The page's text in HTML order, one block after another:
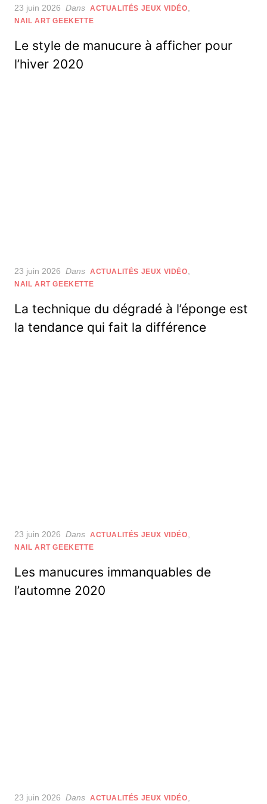
Posted
on
23 juin 2026 Dans ACTUALITÉS JEUX VIDÉO,
NAIL ART GEEKETTE
Le style de manucure à afficher pour
l’hiver 2020
Posted
on
23 juin 2026 Dans ACTUALITÉS JEUX VIDÉO,
NAIL ART GEEKETTE
La technique du dégradé à l’éponge est
la tendance qui fait la différence
Posted
on
23 juin 2026 Dans ACTUALITÉS JEUX VIDÉO,
NAIL ART GEEKETTE
Les manucures immanquables de
l’automne 2020
Posted
23 juin 2026 Dans ACTUALITÉS JEUX VIDÉO,